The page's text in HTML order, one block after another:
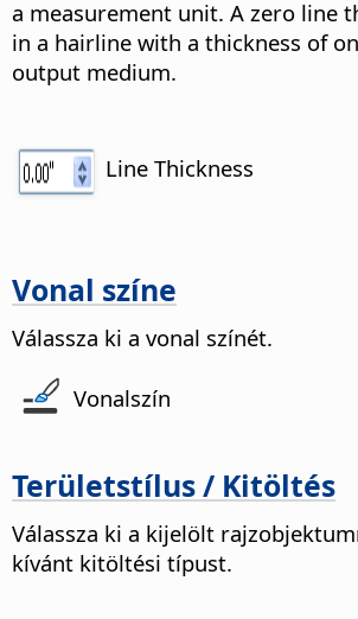
a measurement unit. A zero line
in a hairline with a thickness of
output medium.
Line Thickness
Vonal színe
Válassza ki a vonal színét.
Vonalszín
Területstílus / Kitöltés
Válassza ki a kijelölt
kívánt kitöltési típust.